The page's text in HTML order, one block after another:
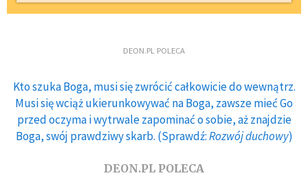
DEON.PL POLECA
Kto szuka Boga, musi się zwrócić całkowicie do wewnątrz.
Musi się wciąż ukierunkowywać na Boga, zawsze mieć Go
przed oczyma i wytrwale zapominać o sobie, aż znajdzie
Boga, swój prawdziwy skarb. (Sprawdź:Rozwój duchowy)
DEON.PL POLECA